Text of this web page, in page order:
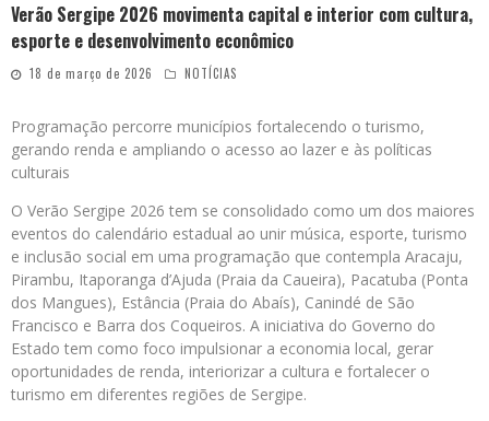
Verão Sergipe 2026 movimenta capital e interior com cultura,
esporte e desenvolvimento econômico
18 de março de 2026 NOTÍCIAS
Programação percorre municípios fortalecendo o turismo,
gerando renda e ampliando o acesso ao lazer e às políticas
culturais
O Verão Sergipe 2026 tem se consolidado como um dos maiores
eventos do calendário estadual ao unir música, esporte, turismo
e inclusão social em uma programação que contempla Aracaju,
Pirambu, Itaporanga d’Ajuda (Praia da Caueira), Pacatuba (Ponta
dos Mangues), Estância (Praia do Abaís), Canindé de São
Francisco e Barra dos Coqueiros. A iniciativa do Governo do
Estado tem como foco impulsionar a economia local, gerar
oportunidades de renda, interiorizar a cultura e fortalecer o
turismo em diferentes regiões de Sergipe.